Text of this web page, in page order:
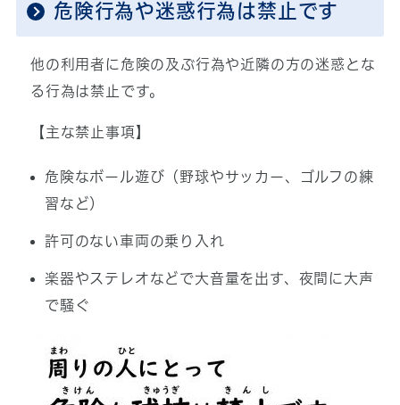
危険行為や迷惑行為は禁止です
他の利用者に危険の及ぶ行為や近隣の方の迷惑とな
る行為は禁止です。
【主な禁止事項】
危険なボール遊び（野球やサッカー、ゴルフの練
習など）
許可のない車両の乗り入れ
楽器やステレオなどで大音量を出す、夜間に大声
で騒ぐ